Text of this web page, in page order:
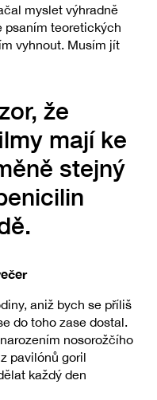
myslet výhradně
psaním teoretických
vyhnout. Musím jít
že
mají ke
stejný
aniž bych se příliš
do toho zase dostal.
nosorožčího
pavilónů goril
každý den